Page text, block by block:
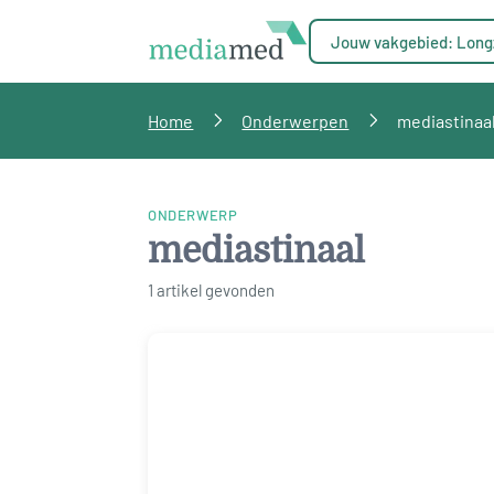
Jouw vakgebied:
Home Onderwerpen mediastinaal
ONDERWERP
mediastinaal
1 artikel gevonden